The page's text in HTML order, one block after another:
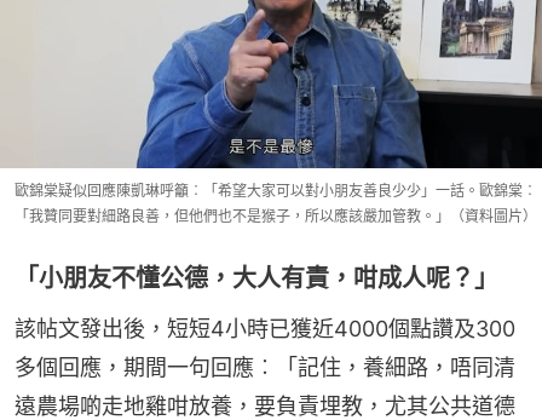
歐錦棠疑似回應陳凱琳呼籲︰「希望大家可以對小朋友善良少少」一話。歐錦棠︰
「我贊同要對細路良善，但他們也不是猴子，所以應該嚴加管教。」（資料圖片）
「小朋友不懂公德，大人有責，咁成人呢？」
該帖文發出後，短短4小時已獲近4000個點讚及300
多個回應，期間一句回應︰「記住，養細路，唔同清
遠農場啲走地雞咁放養，要負責埋教，尤其公共道德